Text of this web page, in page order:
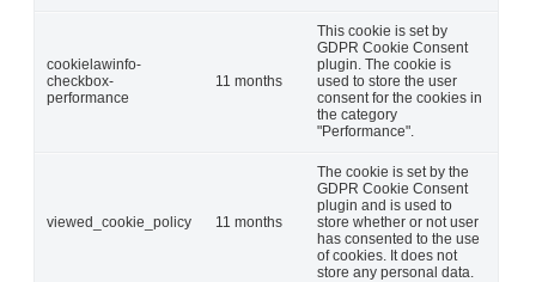
cookielawinfo-
checkbox-
performance
11 months
This cookie is set by
GDPR Cookie Consent
plugin. The cookie is
used to store the user
consent for the cookies in
the category
"Performance".
viewed_cookie_policy 11 months
The cookie is set by the
GDPR Cookie Consent
plugin and is used to
store whether or not user
has consented to the use
of cookies. It does not
store any personal data.